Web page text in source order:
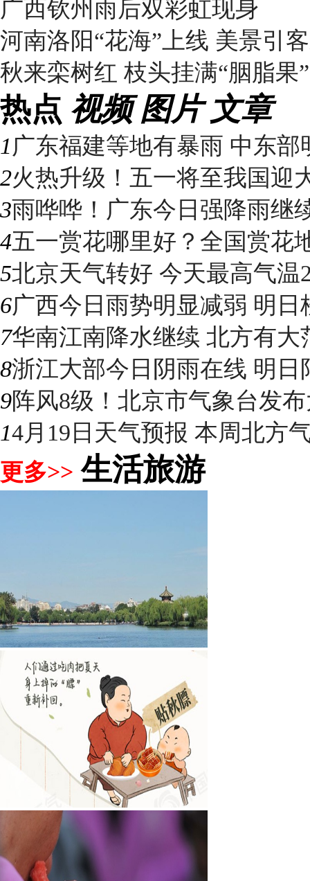
广西钦州雨后双彩虹现身
河南洛阳“花海”上线 美景引
秋来栾树红 枝头挂满“胭脂果”
热点 视频 图片 文章
1 广东福建等地有暴雨 中东部
2火热升级！五一将至我国迎
3雨哗哗！广东今日强降雨继
4五一赏花哪里好？全国赏花
5北京天气转好 今天最高气
6广西今日雨势明显减弱 明日
7华南江南降水继续 北方有大
8浙江大部今日阴雨在线 明日
9阵风8级！北京市气象台发
14月19日天气预报 本周北方
更多>> 生活旅游